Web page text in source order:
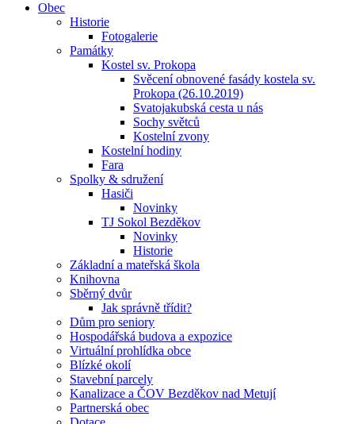
Obec
Historie
Fotogalerie
Památky
Kostel sv. Prokopa
Svěcení obnovené fasády kostela sv.
Prokopa (26.10.2019)
Svatojakubská cesta u nás
Sochy světců
Kostelní zvony
Kostelní hodiny
Fara
Spolky & sdružení
Hasiči
Novinky
TJ Sokol Bezděkov
Novinky
Historie
Základní a mateřská škola
Knihovna
Sběrný dvůr
Jak správně třídit?
Dům pro seniory
Hospodářská budova a expozice
Virtuální prohlídka obce
Blízké okolí
Stavební parcely
Kanalizace a ČOV Bezděkov nad Metují
Partnerská obec